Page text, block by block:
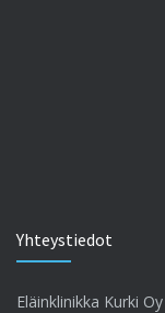
Yhteystiedot
Eläinklinikka Kurki Oy